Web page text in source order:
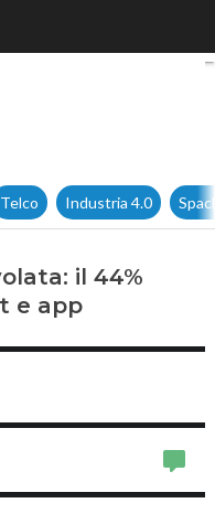
digitali in volata:
Telco Industria 4.0
il 44%
e app